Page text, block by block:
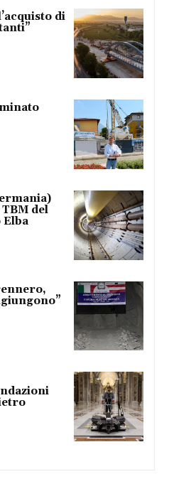
di
del